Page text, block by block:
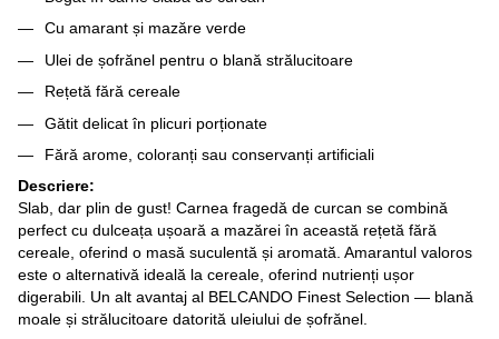
Cu amarant și mazăre verde
Ulei de șofrănel pentru o blană strălucitoare
Rețetă fără cereale
Gătit delicat în plicuri porționate
Fără arome, coloranți sau conservanți artificiali
Descriere:
Slab, dar plin de gust! Carnea fragedă de curcan se combină
perfect cu dulceața ușoară a mazărei în această rețetă fără
cereale, oferind o masă suculentă și aromată. Amarantul valoros
este o alternativă ideală la cereale, oferind nutrienți ușor
digerabili. Un alt avantaj al BELCANDO Finest Selection — blană
moale și strălucitoare datorită uleiului de șofrănel.